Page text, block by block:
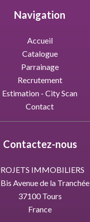
Navigation
Accueil
Catalogue
Parrainage
Recrutement
Estimation - City Scan
Contact
Contactez-nous
IMMOBILIERS
Avenue de la Tranchée
37100Tours
France